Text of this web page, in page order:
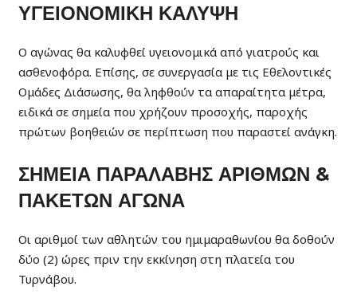
ΥΓΕΙΟΝΟΜΙΚΗ ΚΑΛΥΨΗ
Ο αγώνας θα καλυφθεί υγειονομικά από γιατρούς και
ασθενοφόρα. Επίσης, σε συνεργασία με τις Εθελοντικές
Ομάδες Διάσωσης, θα ληφθούν τα απαραίτητα μέτρα,
ειδικά σε σημεία που χρήζουν προσοχής, παροχής
πρώτων βοηθειών σε περίπτωση που παραστεί ανάγκη.
ΣΗΜΕΙΑ ΠΑΡΑΛΑΒΗΣ ΑΡΙΘΜΩΝ &
ΠΑΚΕΤΩΝ ΑΓΩΝΑ
Οι αριθμοί των αθλητών του ημιμαραθωνίου θα δοθούν
δύο (2) ώρες πριν την εκκίνηση στη πλατεία του
Τυρνάβου.